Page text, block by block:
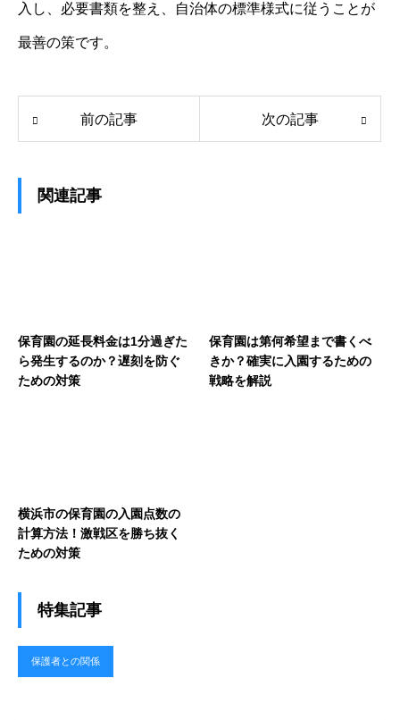
入し、必要書類を整え、自治体の標準様式に従うことが
最善の策です。
前の記事 次の記事
関連記事
保育園の延長料金は1分過ぎた
ら発生するのか？遅刻を防ぐ
ための対策
保育園は第何希望まで書くべ
きか？確実に入園するための
戦略を解説
横浜市の保育園の入園点数の
計算方法！激戦区を勝ち抜く
ための対策
特集記事
保護者との関係